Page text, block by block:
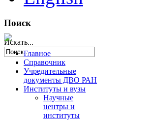
Поиск
Искать...
Главное
Справочник
Учредительные
документы ДВО РАН
Институты и вузы
Научные
центры и
институты